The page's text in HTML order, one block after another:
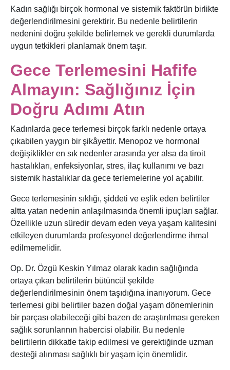
Kadın sağlığı birçok hormonal ve sistemik faktörün birlikte
değerlendirilmesini gerektirir. Bu nedenle belirtilerin
nedenini doğru şekilde belirlemek ve gerekli durumlarda
uygun tetkikleri planlamak önem taşır.
Gece Terlemesini Hafife
Almayın: Sağlığınız İçin
Doğru Adımı Atın
Kadınlarda gece terlemesi birçok farklı nedenle ortaya
çıkabilen yaygın bir şikâyettir. Menopoz ve hormonal
değişiklikler en sık nedenler arasında yer alsa da tiroit
hastalıkları, enfeksiyonlar, stres, ilaç kullanımı ve bazı
sistemik hastalıklar da gece terlemelerine yol açabilir.
Gece terlemesinin sıklığı, şiddeti ve eşlik eden belirtiler
altta yatan nedenin anlaşılmasında önemli ipuçları sağlar.
Özellikle uzun süredir devam eden veya yaşam kalitesini
etkileyen durumlarda profesyonel değerlendirme ihmal
edilmemelidir.
Op. Dr. Özgü Keskin Yılmaz olarak kadın sağlığında
ortaya çıkan belirtilerin bütüncül şekilde
değerlendirilmesinin önem taşıdığına inanıyorum. Gece
terlemesi gibi belirtiler bazen doğal yaşam dönemlerinin
bir parçası olabileceği gibi bazen de araştırılması gereken
sağlık sorunlarının habercisi olabilir. Bu nedenle
belirtilerin dikkatle takip edilmesi ve gerektiğinde uzman
desteği alınması sağlıklı bir yaşam için önemlidir.